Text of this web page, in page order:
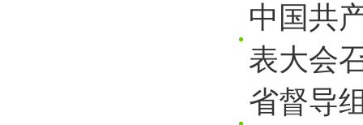
中国共
表大会
省督导